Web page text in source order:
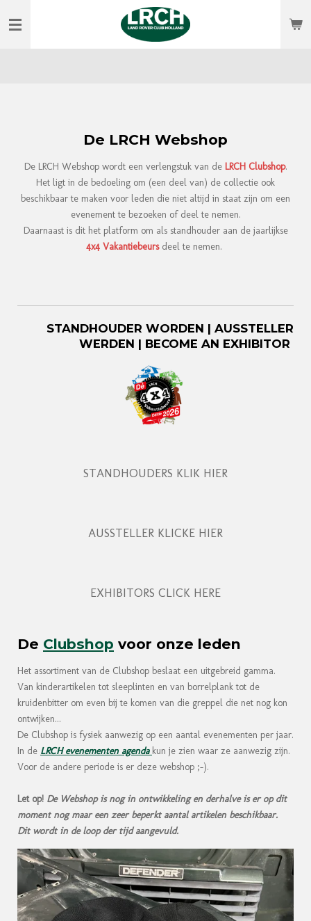
direct
De LRCH Webshop
De LRCH Webshop wordt een verlengstuk van de LRCH Clubshop.
Het ligt in de bedoeling om (een deel van) de collectie ook
beschikbaar te maken voor leden die niet altijd in staat zijn om een
evenement te bezoeken of deel te nemen.
Daarnaast is dit het platform om als standhouder aan de jaarlijkse
4x4 Vakantiebeurs deel te nemen.
STANDHOUDER WORDEN | AUSSTELLER
WERDEN | BECOME AN EXHIBITOR
STANDHOUDERS KLIK HIER
AUSSTELLER KLICKE HIER
EXHIBITORS CLICK HERE
De Clubshop voor onze leden
Het assortiment van de Clubshop beslaat een uitgebreid gamma.
Van kinderartikelen tot sleeplinten en van borrelplank tot de
kruidenbitter om even bij te komen van die greppel die net nog kon
ontwijken...
De Clubshop is fysiek aanwezig op een aantal evenementen per jaar.
In de LRCH evenementen agenda kun je zien waar ze aanwezig zijn.
Voor de andere periode is er deze webshop ;-).
Let op! De Webshop is nog in ontwikkeling en derhalve is er op dit
moment nog maar een zeer beperkt aantal artikelen beschikbaar.
Dit wordt in de loop der tijd aangevuld.